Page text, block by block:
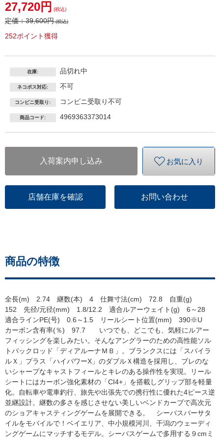
27,720円 (税込)
定価：39,600円(税込)
252ポイント獲得
在庫: 品切れ中
ネコポス対応: 不可
コンビニ受取り: コンビニ受取り不可
商品コード: 4969363373014
入荷案内申し込み お気に入り
店舗在庫を確認 お問い合わせ
商品の特徴
全長(m) 2.74 継数(本) 4 仕舞寸法(cm) 72.8 自重(g)
152 先径/元径(mm) 1.8/12.2 適合ルアーウェイト(g) 6～28
適合ラインPE(号) 0.6～1.5 リールシート位置(mm) 390※U
カーボン含有率(％) 97.7 いつでも、どこでも、気軽にルアー
フィッシングを楽しみたい。そんなアングラーのための高性能ソル
トパックロッド「ディアルーナＭＢ」。ブランクスには「スパイラ
ルＸ」プラス「ハイパワーX」のダブルＸ構造を採用し、ブレのな
いシャープなキャストフィールとキレのある操作性を実現。リール
シートにはカーボン強化素材の「CI4+」を搭載しグリップ部を軽量
化。自転車や電車釣行、旅先や出張先での携行性に優れた4ピース逆
並継設計。継数の多さを感じさせない美しいベンドカーブで高次元
のショアキャスティングゲームを展開できる。 シーバスバーサタ
イルをモバイルで！ベイエリア、中小規模河川、干潟のウェーディ
ングゲームにマッチするモデル。シーバスゲームで多用する９cmミ